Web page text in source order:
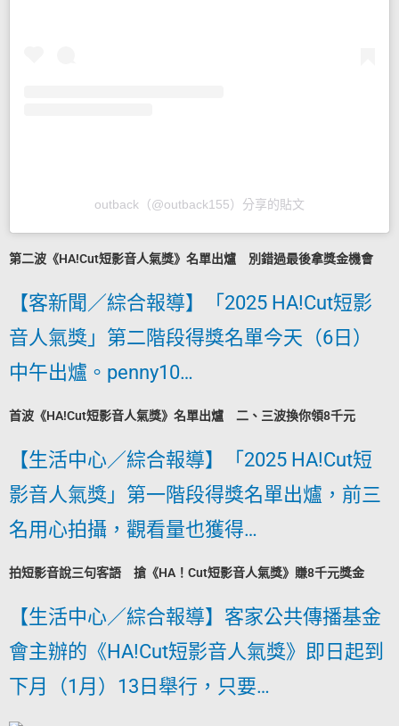
outback（@outback155）分享的貼文
第二波《HA!Cut短影音人氣獎》名單出爐 別錯過最後拿獎金機會
【客新聞／綜合報導】「2025 HA!Cut短影
音人氣獎」第二階段得獎名單今天（6日）
中午出爐。penny10…
首波《HA!Cut短影音人氣獎》名單出爐 二、三波換你領8千元
【生活中心／綜合報導】「2025 HA!Cut短
影音人氣獎」第一階段得獎名單出爐，前三
名用心拍攝，觀看量也獲得…
拍短影音說三句客語 搶《HA！Cut短影音人氣獎》賺8千元獎金
【生活中心／綜合報導】客家公共傳播基金
會主辦的《HA!Cut短影音人氣獎》即日起到
下月（1月）13日舉行，只要…